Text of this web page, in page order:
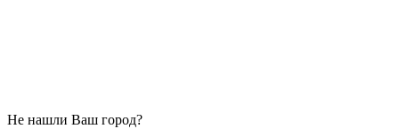
Не нашли Ваш город?